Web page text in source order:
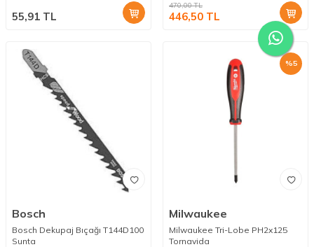
55,91 TL
470,00TL
446,50 TL
Bosch
Bosch Dekupaj Bıçağı T144D100
Sunta
%5
Milwaukee
Milwaukee Tri-Lobe PH2x125
Tornavida